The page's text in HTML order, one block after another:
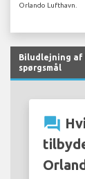
Orlando Lufthavn.
Biludlejning af
spørgsmål
question_answer